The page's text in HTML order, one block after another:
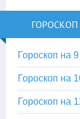
ГОРОСКОП
Гороскоп на
Гороскоп на
Гороскоп на